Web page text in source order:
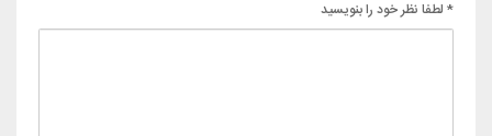
* لطفا نظر خود را بنویسید